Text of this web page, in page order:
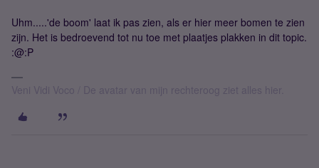
Uhm.....'de boom' laat ik pas zien, als er hier meer bomen te zien
zijn. Het is bedroevend tot nu toe met plaatjes plakken in dit topic.
:@:P
Veni Vidi Voco / De avatar van mijn rechteroog ziet alles hier.